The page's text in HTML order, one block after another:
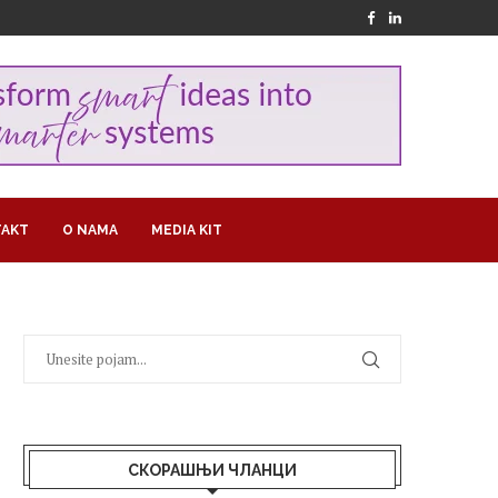
O NAMA MEDIA KIT
СКОРАШЊИ ЧЛАНЦИ